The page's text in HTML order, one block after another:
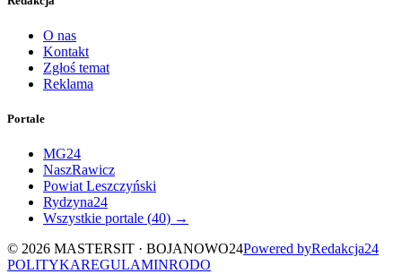
O nas
Kontakt
Zgłoś temat
Reklama
Portale
MG24
NaszRawicz
Powiat Leszczyński
Rydzyna24
Wszystkie portale (40) →
© 2026 MASTERSIT · BOJANOWO24Powered byRedakcja24
POLITYKAREGULAMINRODO